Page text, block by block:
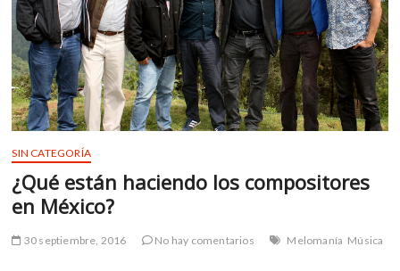
m
v
o
l
g
e
r
SIN CATEGORÍA
¿Qué están haciendo los compositores
en México?
30 septiembre, 2016 No hay comentarios Melomanía Música